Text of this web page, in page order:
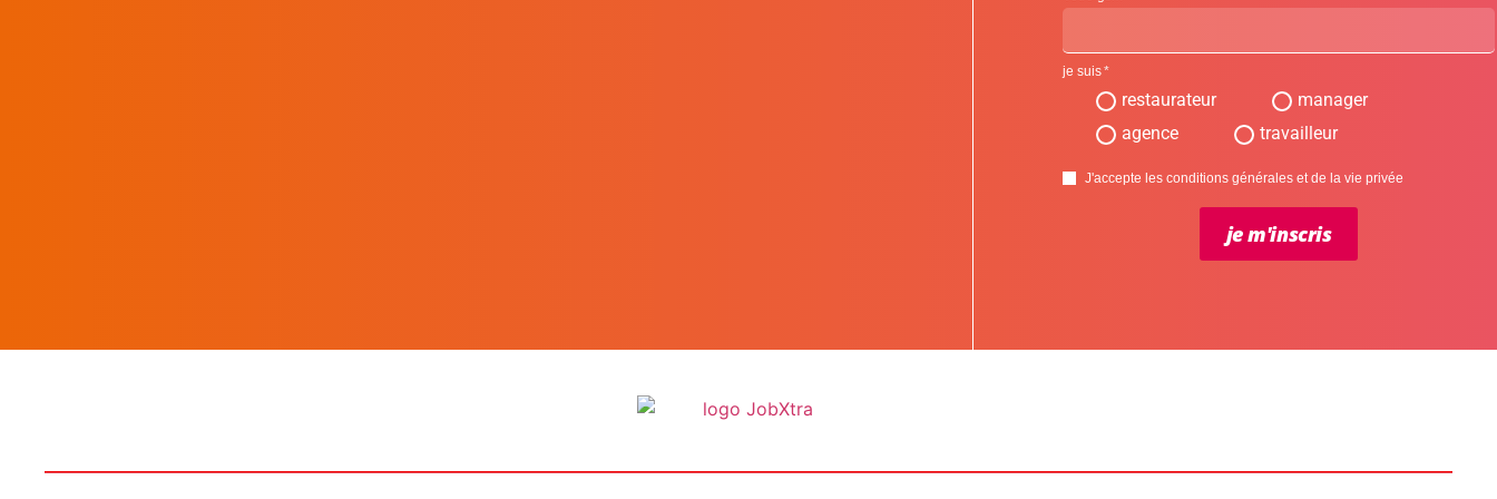
je suis
restaurateur
manager
agence
travailleur
J'accepte les conditions générales et de la vie privée
je m'inscris